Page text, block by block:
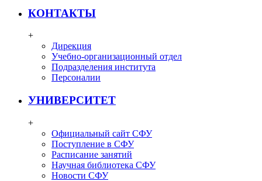
КОНТАКТЫ
+
Дирекция
Учебно-организационный отдел
Подразделения института
Персоналии
УНИВЕРСИТЕТ
+
Официальный сайт СФУ
Поступление в СФУ
Расписание занятий
Научная библиотека СФУ
Новости СФУ